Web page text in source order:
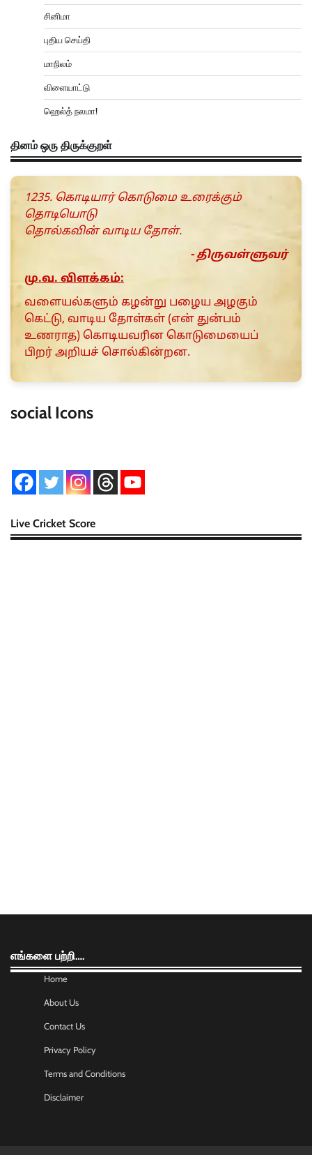
சினிமா
புதிய செய்தி
மாநிலம்
விளையாட்டு
ஹெல்த் நலமா!
தினம் ஒரு திருக்குறள்
1235. கொடியார் கொடுமை உரைக்கும்
தொடியொடு
தொல்கவின் வாடிய தோள்.
- திருவள்ளுவர்
மு.வ. விளக்கம்:
வளையல்களும் கழன்று பழைய அழகும்
கெட்டு, வாடிய தோள்கள் (என் துன்பம்
உணராத) கொடியவரி்ன கொடுமையைப்
பிறர் அறியச் சொல்கின்றன.
social Icons
Live Cricket Score
எங்களை பற்றி….
Home
About Us
Contact Us
Privacy Policy
Terms and Conditions
Disclaimer